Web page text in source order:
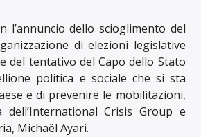
l’annuncio dello scioglimento del
di elezioni legislative
del tentativo del Capo dello Stato
politica e sociale che si sta
e di prevenire le mobilitazioni,
dell’International Crisis Group e
Michaël Ayari.